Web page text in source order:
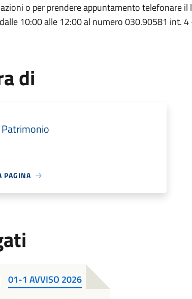
o per prendere appuntamento telefonare il
10:00 alle 12:00 al numero 030.90581 int. 4
di
PAGINA
01-1 AVVISO 2026